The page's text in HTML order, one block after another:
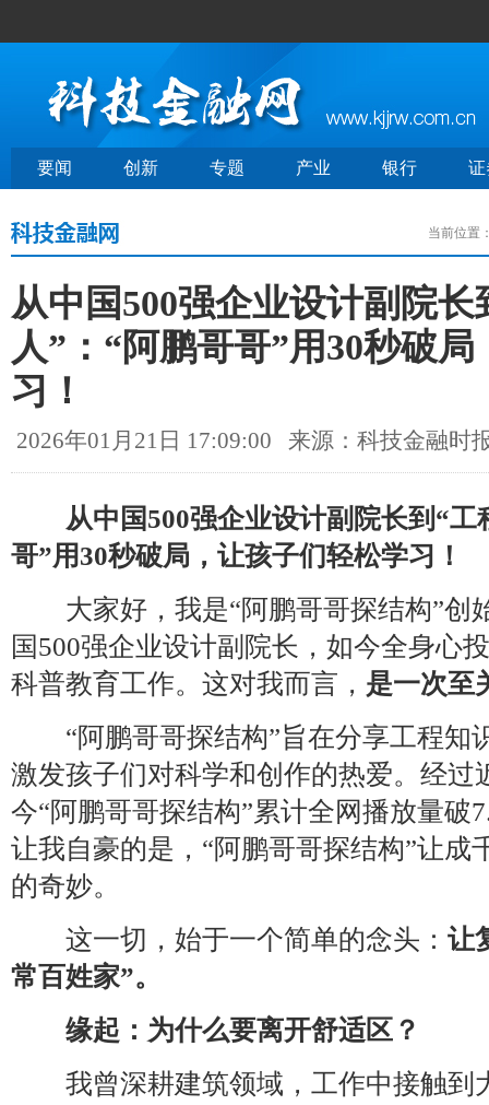
要闻 创新 专题 产业 银行 证
当前位置
从中国500强企业设计副院
人”：“阿鹏哥哥”用30秒破
习！
2026年01月21日 17:09:00 来源：科技金融时
从中国500强企业设计副院长到“
哥”用30秒破局，让孩子们轻松学习！
大家好，我是“阿鹏哥哥探结构”创
国500强企业设计副院长，如今全身心
科普教育工作。这对我而言， 是一次至
“阿鹏哥哥探结构”旨在分享工程知
激发孩子们对科学和创作的热爱。经过
今“阿鹏哥哥探结构”累计全网播放量破
让我自豪的是，“阿鹏哥哥探结构”让成
的奇妙。
这一切，始于一个简单的念头： 让
常百姓家”。
缘起：为什么要离开舒适区？
我曾深耕建筑领域，工作中接触到